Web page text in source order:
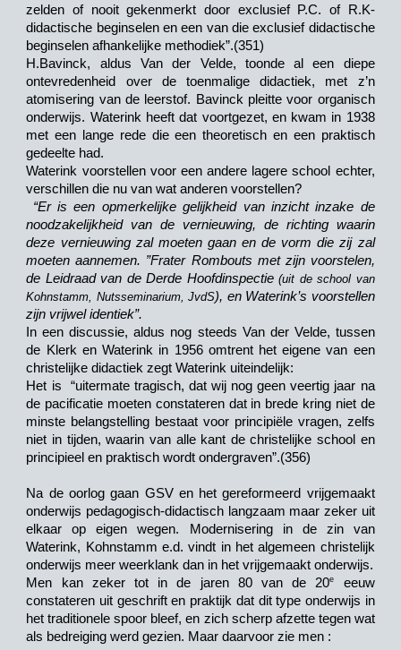
zelden of nooit gekenmerkt door exclusief P.C. of R.K-
didactische beginselen en een van die exclusief didactische
beginselen afhankelijke methodiek”.(351)
H.Bavinck, aldus Van der Velde, toonde al een diepe
ontevredenheid over de toenmalige didactiek, met z’n
atomisering van de leerstof. Bavinck pleitte voor organisch
onderwijs. Waterink heeft dat voortgezet, en kwam in 1938
met een lange rede die een theoretisch en een praktisch
gedeelte had.
Waterink voorstellen voor een andere lagere school echter,
verschillen die nu van wat anderen voorstellen?
“Er is een opmerkelijke gelijkheid van inzicht inzake de
noodzakelijkheid van de vernieuwing, de richting waarin
deze vernieuwing zal moeten gaan en de vorm die zij zal
moeten aannemen. ”Frater Rombouts met zijn voorstelen,
de Leidraad van de Derde Hoofdinspectie(uit de school van
Kohnstamm, Nutsseminarium, JvdS), en Waterink’s voorstellen
zijn vrijwel identiek”.
In een discussie, aldus nog steeds Van der Velde, tussen
de Klerk en Waterink in 1956 omtrent het eigene van een
christelijke didactiek zegt Waterink uiteindelijk:
Het is “uitermate tragisch, dat wij nog geen veertig jaar na
de pacificatie moeten constateren dat in brede kring niet de
minste belangstelling bestaat voor principiële vragen, zelfs
niet in tijden, waarin van alle kant de christelijke school en
principieel en praktisch wordt ondergraven”.(356)
Na de oorlog gaan GSV en het gereformeerd vrijgemaakt
onderwijs pedagogisch-didactisch langzaam maar zeker uit
elkaar op eigen wegen. Modernisering in de zin van
Waterink, Kohnstamm e.d. vindt in het algemeen christelijk
onderwijs meer weerklank dan in het vrijgemaakt onderwijs.
Men kan zeker tot in de jaren 80 van de 20e
eeuw
constateren uit geschrift en praktijk dat dit type onderwijs in
het traditionele spoor bleef, en zich scherp afzette tegen wat
als bedreiging werd gezien. Maar daarvoor zie men :